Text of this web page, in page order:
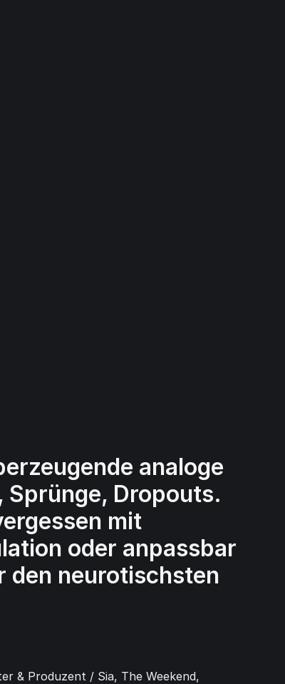
analoge
Sprünge, Dropouts.
mit
oder anpassbar
den neurotischsten
& Produzent / Sia, The Weekend,